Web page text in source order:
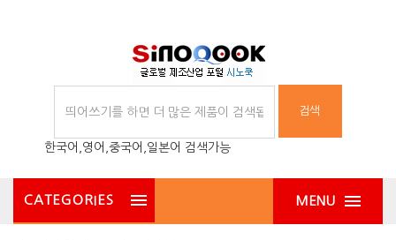
검색
한국어,영어,중국어,일본어 검색가능
CATEGORIES MENU